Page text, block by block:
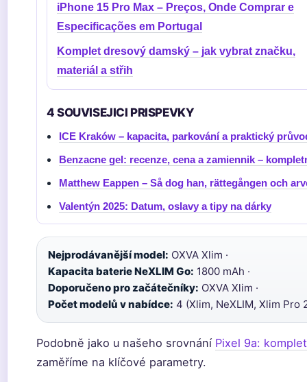
iPhone 15 Pro Max – Preços, Onde Comprar e
Especificações em Portugal
Komplet dresový damský – jak vybrat značku,
materiál a střih
4 SOUVISEJICI PRISPEVKY
ICE Kraków – kapacita, parkování a praktický
Benzacne gel: recenze, cena a zamiennik –
Matthew Eappen – Så dog han, rättegången och
Valentýn 2025: Datum, oslavy a tipy na dárky
Nejprodávanější model: OXVA Xlim ·
Kapacita baterie NeXLIM Go: 1800 mAh ·
Doporučeno pro začátečníky: OXVA Xlim ·
Počet modelů v nabídce: 4 (Xlim, NeXLIM, Xlim Pro
Podobně jako u našeho srovnání Pixel 9a:
zaměříme na klíčové parametry.